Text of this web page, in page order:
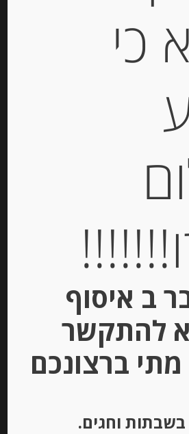
₪
19.00
יחידות
הוספה לסל
כי
ב איסוף
להתקשר
מתי ברצונכם
בשבתות וחגים.